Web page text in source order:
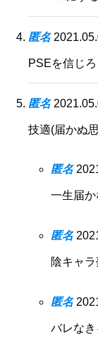
匿名
PSEを信じろ
匿名
技適(届かぬ
匿名
一生届
匿名
陰キャ
匿名
バレな